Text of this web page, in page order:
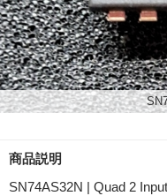
商品説明
SN74AS32N | Quad 2